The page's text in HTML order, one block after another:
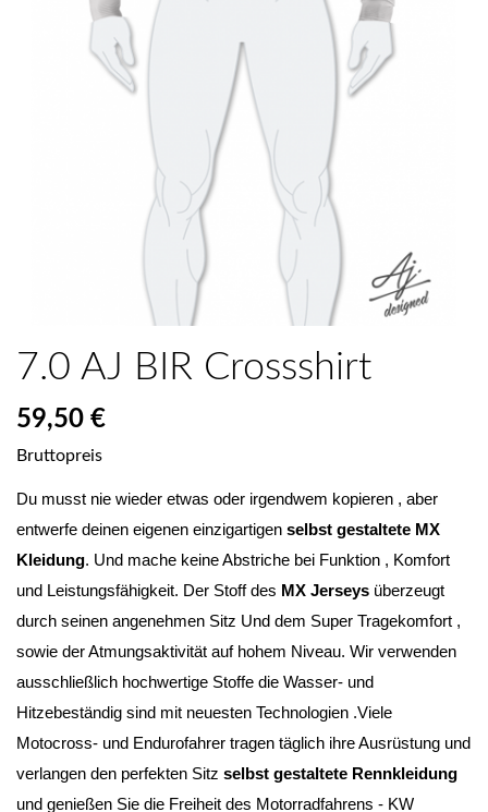
7.0 AJ BIR Crossshirt
59,50 €
Bruttopreis
Du musst nie wieder etwas oder irgendwem kopieren , aber
entwerfe deinen eigenen einzigartigen selbst gestaltete MX
Kleidung. Und mache keine Abstriche bei Funktion , Komfort
und Leistungsfähigkeit. Der Stoff des MX Jerseys überzeugt
durch seinen angenehmen Sitz Und dem Super Tragekomfort ,
sowie der Atmungsaktivität auf hohem Niveau. Wir verwenden
ausschließlich hochwertige Stoffe die Wasser- und
Hitzebeständig sind mit neuesten Technologien .Viele
Motocross- und Endurofahrer tragen täglich ihre Ausrüstung und
verlangen den perfekten Sitz
und genießen Sie die Freiheit des Motorradfahrens - KW